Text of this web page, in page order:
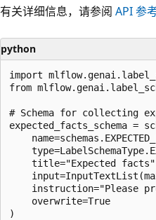
有关详细信息，请参阅 API 参
python
import
from
# Schema for collecting
expected_facts_schema =
title="Expected
instruction="Please
    overwrite=True
)